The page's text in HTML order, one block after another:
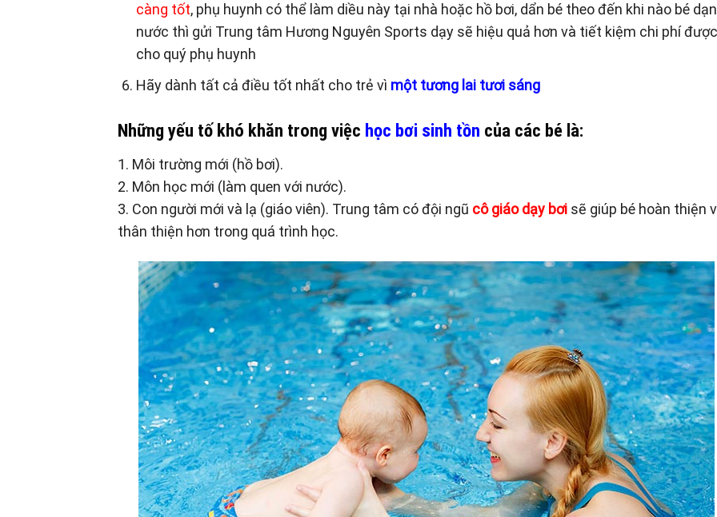
càng tốt, phụ huynh có thể làm diều này tại nhà hoặc hồ bơi, dẩn bé theo đến khi nào bé
nước thì gửi Trung tâm Hương Nguyên Sports dạy sẽ hiệu quả hơn và tiết kiệm chi phí được
cho quý phụ huynh
Hãy dành tất cả điều tốt nhất cho trẻ vì một tương lai tươi sáng
Những yếu tố khó khăn trong việc học bơi sinh tồn của các bé là:
1. Môi trường mới (hồ bơi).
2. Môn học mới (làm quen với nước).
3. Con người mới và lạ (giáo viên). Trung tâm có đội ngũ cô giáo dạy bơi sẽ giúp bé hoàn thiện
thân thiện hơn trong quá trình học.